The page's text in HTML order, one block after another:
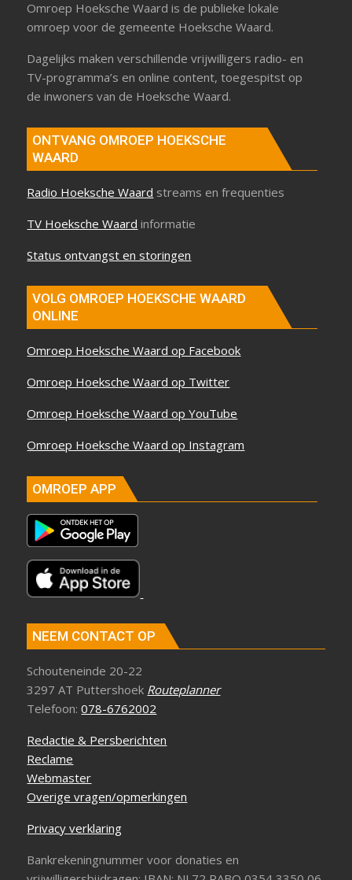
Omroep Hoeksche Waard is de publieke lokale
omroep voor de gemeente Hoeksche Waard.
Dagelijks maken verschillende vrijwilligers radio- en
TV-programma’s en online content, toegespitst op
de inwoners van de Hoeksche Waard.
ONTVANG OMROEP HOEKSCHE
WAARD
Radio Hoeksche Waard streams en frequenties
TV Hoeksche Waard informatie
Status ontvangst en storingen
VOLG OMROEP HOEKSCHE WAARD
ONLINE
Omroep Hoeksche Waard op Facebook
Omroep Hoeksche Waard op Twitter
Omroep Hoeksche Waard op YouTube
Omroep Hoeksche Waard op Instagram
OMROEP APP
NEEM CONTACT OP
Schouteneinde 20-22
3297 AT Puttershoek Routeplanner
Telefoon:078-6762002
Redactie & Persberichten
Reclame
Webmaster
Overige vragen/opmerkingen
Privacy verklaring
Bankrekeningnummer voor donaties en